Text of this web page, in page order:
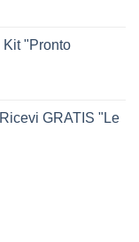
Kit "Pronto
GRATIS "Le